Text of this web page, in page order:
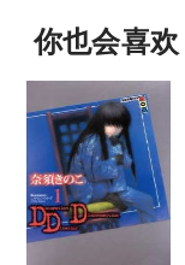
第六章(下)
第七章(中)
第七章(下)
第八章(上)
第八章(下)
你也会喜欢